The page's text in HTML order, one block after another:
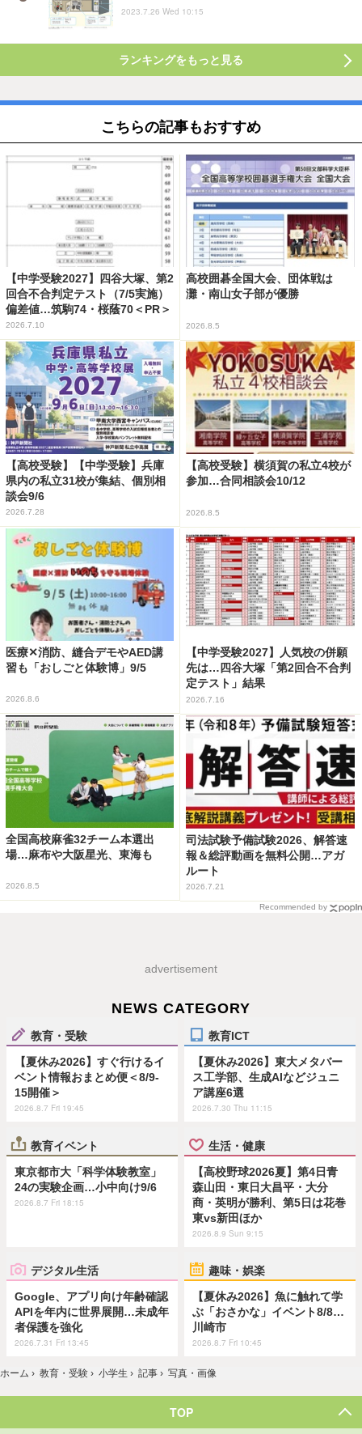
2023.7.26 Wed 10:15
ランキングをもっと見る
こちらの記事もおすすめ
【中学受験2027】四谷大塚、第2
回合不合判定テスト（7/5実施）
偏差値…筑駒74・桜蔭70＜PR＞
2026.7.10
高校囲碁全国大会、団体戦は
灘・南山女子部が優勝
2026.8.5
【高校受験】【中学受験】兵庫
県内の私立31校が集結、個別相
談会9/6
2026.7.28
【高校受験】横須賀の私立4校が
参加…合同相談会10/12
2026.8.5
医療✕消防、縫合デモやAED講
習も「おしごと体験博」9/5
2026.8.6
【中学受験2027】人気校の併願
先は…四谷大塚「第2回合不合判
定テスト」結果
2026.7.16
全国高校麻雀32チーム本選出
場…麻布や大阪星光、東海も
2026.8.5
司法試験予備試験2026、解答速
報＆総評動画を無料公開…アガ
ルート
2026.7.21
Recommended by
advertisement
NEWS CATEGORY
教育・受験
【夏休み2026】すぐ行けるイ
ベント情報おまとめ便＜8/9-
15開催＞
2026.8.7 Fri 19:45
教育ICT
【夏休み2026】東大メタバー
ス工学部、生成AIなどジュニ
ア講座6選
2026.7.30 Thu 11:15
教育イベント
東京都市大「科学体験教室」
24の実験企画…小中向け9/6
2026.8.7 Fri 18:15
生活・健康
【高校野球2026夏】第4日青
森山田・東日大昌平・大分
商・英明が勝利、第5日は花巻
東vs新田ほか
2026.8.9 Sun 9:15
デジタル生活
Google、アプリ向け年齢確認
APIを年内に世界展開…未成年
者保護を強化
2026.7.31 Fri 13:45
趣味・娯楽
【夏休み2026】魚に触れて学
ぶ「おさかな」イベント8/8…
川崎市
2026.8.7 Fri 10:45
ホーム › 教育・受験 › 小学生 › 記事 › 写真・画像
TOP